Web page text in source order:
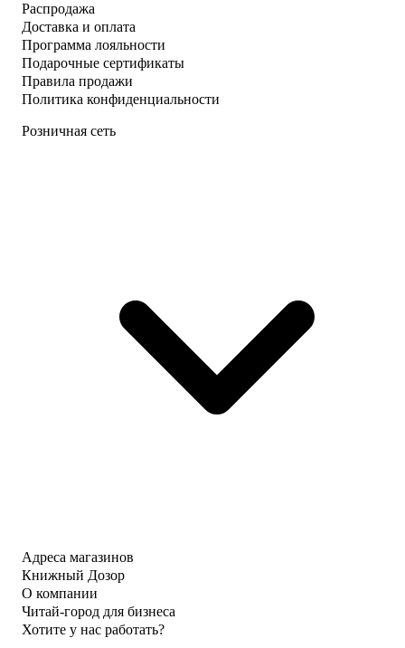
Распродажа
Доставка и оплата
Программа лояльности
Подарочные сертификаты
Правила продажи
Политика конфиденциальности
Розничная сеть
Адреса магазинов
Книжный Дозор
О компании
Читай-город для бизнеса
Хотите у нас работать?